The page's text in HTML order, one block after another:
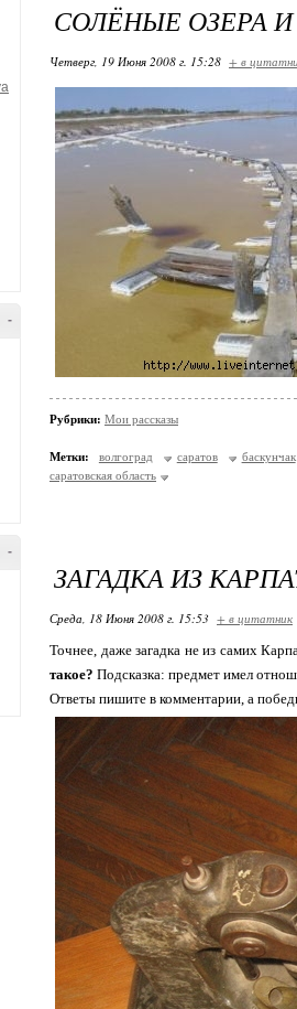
-
-
СОЛЁНЫЕ ОЗЕРА
Четверг, 19 Июня 2008 г. 15:28 + в
Рубрики: Мои рассказы
Метки: волгоград саратов баскунчак
саратовская область
ЗАГАДКА ИЗ
Среда, 18 Июня 2008 г. 15:53 + в цитатник
Точнее, даже загадка не из самих
такое? Подсказка: предмет имел
Ответы пишите в комментарии, а